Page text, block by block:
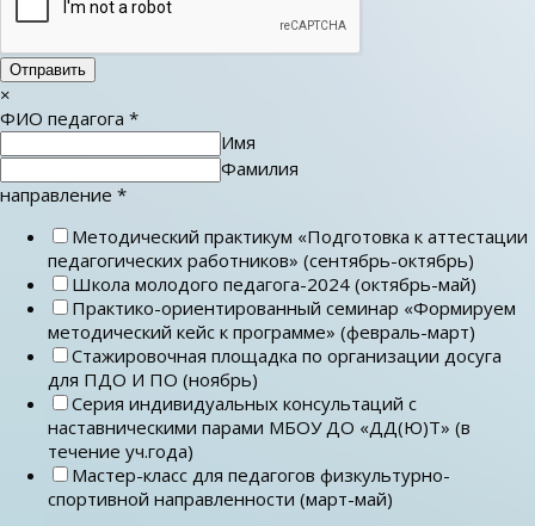
Отправить
×
ФИО педагога *
Имя
Фамилия
направление *
Методический практикум «Подготовка к аттестации
педагогических работников» (сентябрь-октябрь)
Школа молодого педагога-2024 (октябрь-май)
Практико-ориентированный семинар «Формируем
методический кейс к программе» (февраль-март)
Стажировочная площадка по организации досуга
для ПДО И ПО (ноябрь)
Серия индивидуальных консультаций с
наставническими парами МБОУ ДО «ДД(Ю)Т» (в
течение уч.года)
Мастер-класс для педагогов физкультурно-
спортивной направленности (март-май)